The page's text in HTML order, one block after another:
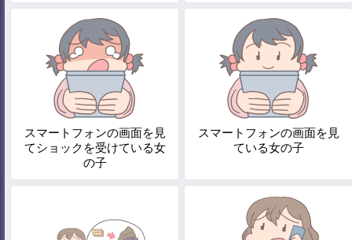
スマートフォンの画面を見
てショックを受けている女
の子
スマートフォンの画面を見
ている女の子